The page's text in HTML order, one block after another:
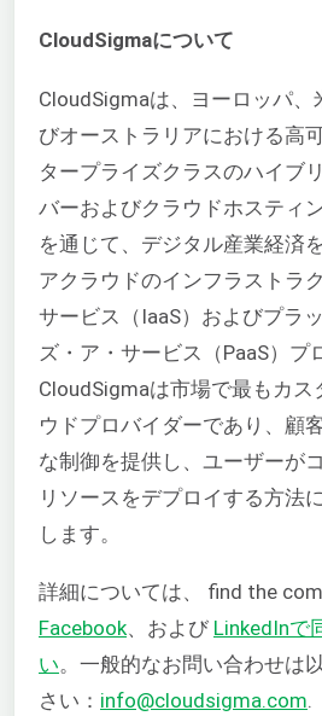
CloudSigmaについて
CloudSigmaは、ヨーロッパ、
びオーストラリアにおける高
タープライズクラスのハイブ
バーおよびクラウドホスティ
を通じて、デジタル産業経済
アクラウドのインフラストラ
サービス（IaaS）およびプラ
ズ・ア・サービス（PaaS）プ
CloudSigmaは市場で最もカス
ウドプロバイダーであり、顧
な制御を提供し、ユーザーが
リソースをデプロイする方法
します。
詳細については、 find the
Facebook、および LinkedInで
い。一般的なお問い合わせは
さい： info@cloudsigma.com.